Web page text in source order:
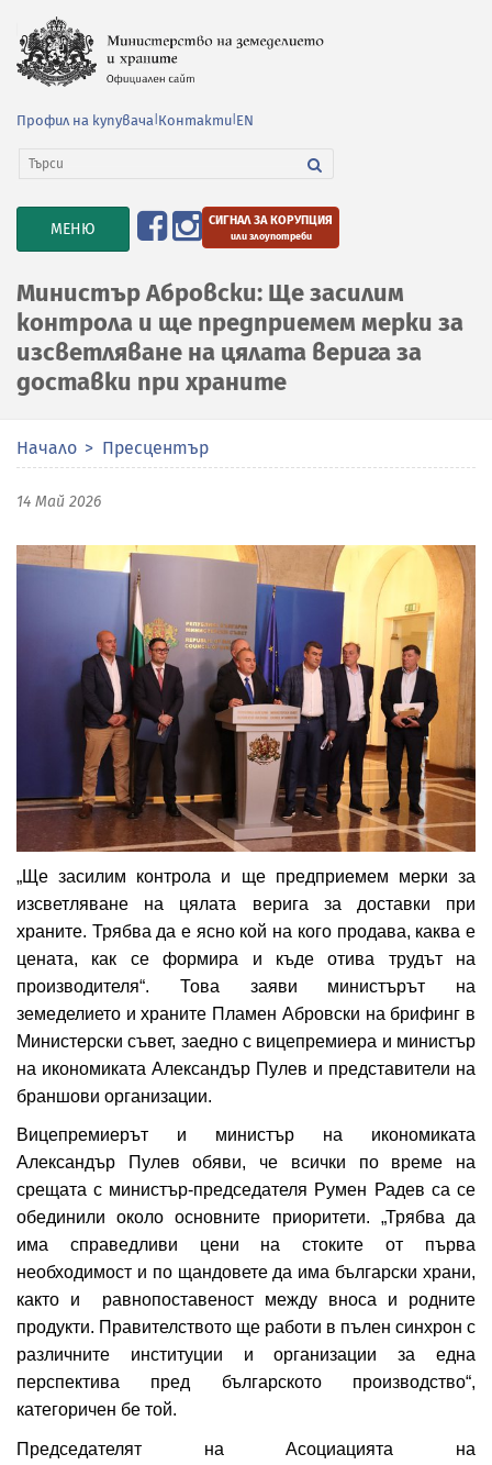
Профил на купувача Контакти EN
TOGGLE
NAVIGATION
МЕНЮ СИГНАЛ ЗА КОРУПЦИЯ
или злоупотреби
Министър Абровски: Ще засилим
контрола и ще предприемем мерки за
изсветляване на цялата верига за
доставки при храните
Начало Пресцентър
14 Май 2026
„Ще засилим контрола и ще предприемем мерки за
изсветляване на цялата верига за доставки при
храните. Трябва да е ясно кой на кого продава, каква е
цената, как се формира и къде отива трудът на
производителя“. Това заяви министърът на
земеделието и храните Пламен Абровски на брифинг в
Министерски съвет, заедно с вицепремиера и министър
на икономиката Александър Пулев и представители на
браншови организации.
Вицепремиерът и министър на икономиката
Александър Пулев обяви, че всички по време на
срещата с министър-председателя Румен Радев са се
обединили около основните приоритети. „Трябва да
има справедливи цени на стоките от първа
необходимост и по щандовете да има български храни,
както и равнопоставеност между вноса и родните
продукти. Правителството ще работи в пълен синхрон с
различните институции и организации за една
перспектива пред българското производство“,
категоричен бе той.
Председателят на Асоциацията на